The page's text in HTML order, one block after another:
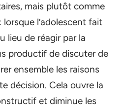
mais plutôt comme
lorsque l’adolescent fait
lieu de réagir par la
productif de discuter de
ensemble les raisons
décision. Cela ouvre la
et diminue les